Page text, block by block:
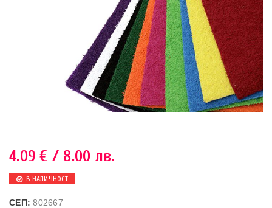
4.09€ / 8.00 лв.
В НАЛИЧНОСТ
СЕП:802667